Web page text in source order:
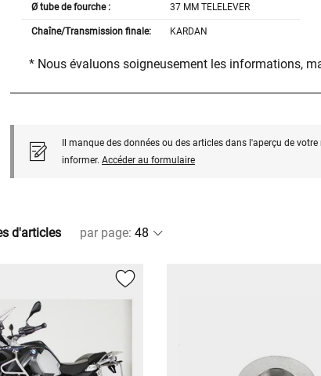
Ø tube de fourche : 37 MM TELELEVER
Chaîne/Transmission finale: KARDAN
* Nous évaluons soigneusement les informations,
Il manque des données ou des articles dans l'aperçu de
informer. Accéder au formulaire
d'articles par page: